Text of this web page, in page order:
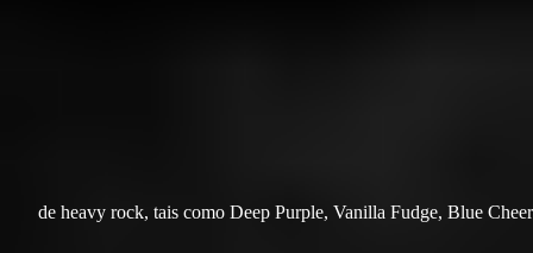
de heavy rock, tais como Deep Purple, Vanilla Fudge, Blue